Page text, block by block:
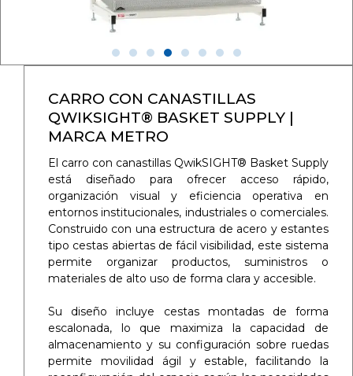
CARRO CON CANASTILLAS
QWIKSIGHT® BASKET SUPPLY |
MARCA METRO
El carro con canastillas QwikSIGHT® Basket Supply
está diseñado para ofrecer acceso rápido,
organización visual y eficiencia operativa en
entornos institucionales, industriales o comerciales.
Construido con una estructura de acero y estantes
tipo cestas abiertas de fácil visibilidad, este sistema
permite organizar productos, suministros o
materiales de alto uso de forma clara y accesible.
Su diseño incluye cestas montadas de forma
escalonada, lo que maximiza la capacidad de
almacenamiento y su configuración sobre ruedas
permite movilidad ágil y estable, facilitando la